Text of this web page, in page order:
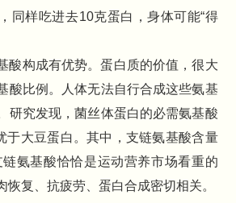
同样吃进去10克蛋白，身体可能“得
酸构成有优势。蛋白质的价值，很大
酸比例。人体无法自行合成这些氨基
研究发现，菌丝体蛋白的必需氨基酸
于大豆蛋白。其中，支链氨基酸含量
氨基酸恰恰是运动营养市场看重的
恢复、抗疲劳、蛋白合成密切相关。